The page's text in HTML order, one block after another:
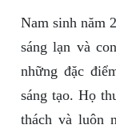
Nam sinh năm
sáng lạn và
những đặc
sáng tạo. Họ
thách và luôn